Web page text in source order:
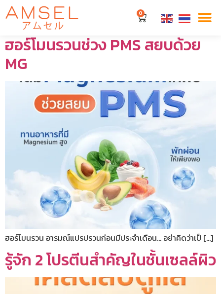
0
หมวดหมู่: ภูมิคุ้มกัน
ฮอร์โมนรวนช่วง PMS สยบด้วย
MG
ฮอร์โมนรวน อารมณ์แปรปรวนก่อนมีประจำเดือน… อย่าคิดว่าเป็ […]
รู้จัก 2 โปรตีนสำคัญในชั้นเซลล์ผิว